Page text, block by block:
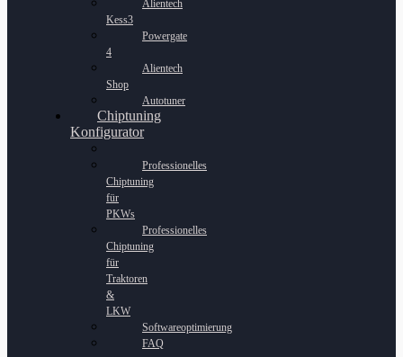
Alientech
Kess3
Powergate
4
Alientech
Shop
Autotuner
Chiptuning
Konfigurator
Professionelles
Chiptuning
für
PKWs
Professionelles
Chiptuning
für
Traktoren
&
LKW
Softwareoptimierung
FAQ